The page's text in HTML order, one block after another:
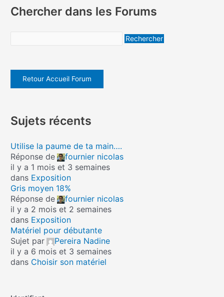
Chercher dans les Forums
Retour Accueil Forum
Sujets récents
Utilise la paume de ta main….
Réponse de
fournier nicolas
il y a 1 mois et 3 semaines
dans Exposition
Gris moyen 18%
Réponse de
fournier nicolas
il y a 2 mois et 2 semaines
dans Exposition
Matériel pour débutante
Sujet par
Pereira Nadine
il y a 6 mois et 3 semaines
dans Choisir son matériel